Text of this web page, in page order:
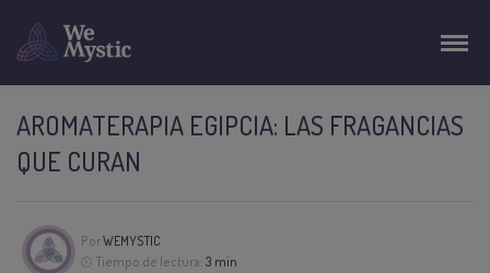
AROMATERAPIA EGIPCIA: LAS FRAGANCIAS
QUE CURAN
PorWEMYSTIC
Tiempo de lectura: 3 min